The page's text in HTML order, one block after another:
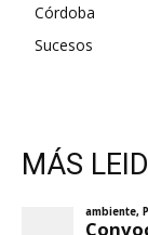
Córdoba
Sucesos
MÁS